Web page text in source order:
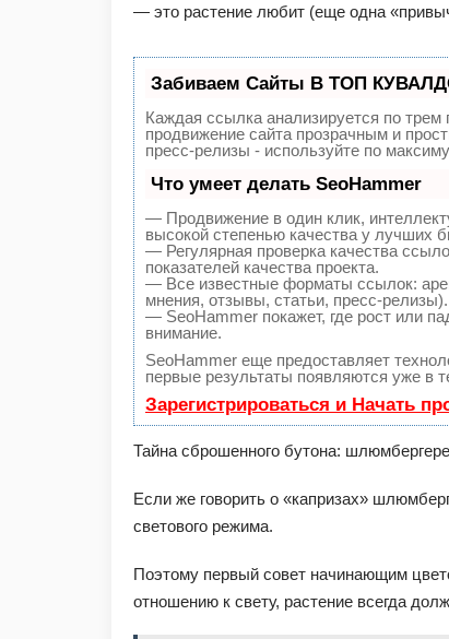
— это растение любит (еще одна
Забиваем Сайты В ТОП
Каждая ссылка анализируется по трем
продвижение сайта прозрачным и
пресс-релизы - используйте по
Что умеет делать SeoHammer
— Продвижение в один клик,
высокой степенью качества у лучших
— Регулярная проверка качества
показателей качества проекта.
— Все известные форматы ссылок:
мнения, отзывы, статьи, пресс-релизы).
— SeoHammer покажет, где рост или
внимание.
SeoHammer еще предоставляет
первые результаты появляются уже в
Зарегистрироваться и Начать
Тайна сброшенного бутона:
Если же говорить о «капризах»
светового режима.
Поэтому первый со­­вет начинающим
отношению к свету, растение всегда